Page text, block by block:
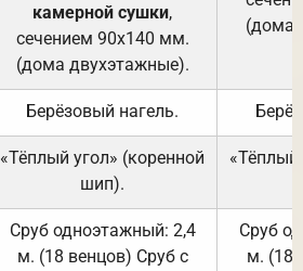
камерной сушки,
сечением 90х140 мм.
(дома двухэтажные).
(дома
Берёзовый нагель.
«Тёплый угол» (коренной
шип).
«Тёплый
Сруб одноэтажный: 2,4
м. (18 венцов) Сруб с
Сруб
м. (18